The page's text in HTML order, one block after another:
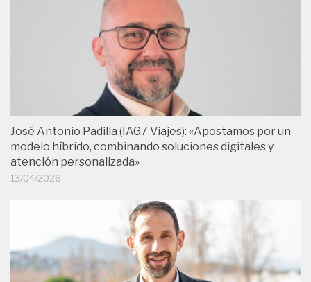
José Antonio Padilla (IAG7 Viajes): «Apostamos por un
modelo híbrido, combinando soluciones digitales y
atención personalizada»
13/04/2026